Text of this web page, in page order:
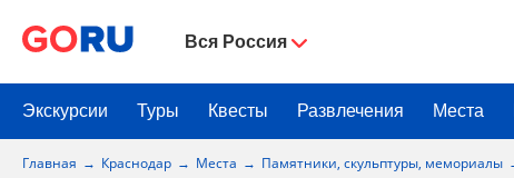
Вся Россия
Экскурсии Туры Квесты Развлечения Места
Главная Краснодар Места Памятники, скульптуры, мемориалы